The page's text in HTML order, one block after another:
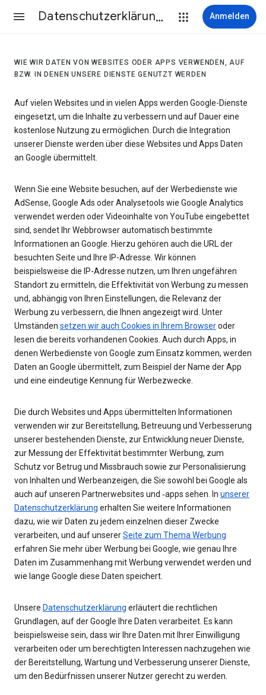
Datenschutzerklärung & Nutzungsbedingungen Anmelden
WIE WIR DATEN VON WEBSITES ODER APPS VERWENDEN, AUF
BZW. IN DENEN UNSERE DIENSTE GENUTZT WERDEN
Auf vielen Websites und in vielen Apps werden Google-Dienste
eingesetzt, um die Inhalte zu verbessern und auf Dauer eine
kostenlose Nutzung zu ermöglichen. Durch die Integration
unserer Dienste werden über diese Websites und Apps Daten
an Google übermittelt.
Wenn Sie eine Website besuchen, auf der Werbedienste wie
AdSense, Google Ads oder Analysetools wie Google Analytics
verwendet werden oder Videoinhalte von YouTube eingebettet
sind, sendet Ihr Webbrowser automatisch bestimmte
Informationen an Google. Hierzu gehören auch die URL der
besuchten Seite und Ihre IP-Adresse. Wir können
beispielsweise die IP-Adresse nutzen, um Ihren ungefähren
Standort zu ermitteln, die Effektivität von Werbung zu messen
und, abhängig von Ihren Einstellungen, die Relevanz der
Werbung zu verbessern, die Ihnen angezeigt wird. Unter
Umständen setzen wir auch Cookies in Ihrem Browseroder
lesen die bereits vorhandenen Cookies. Auch durch Apps, in
denen Werbedienste von Google zum Einsatz kommen, werden
Daten an Google übermittelt, zum Beispiel der Name der App
und eine eindeutige Kennung für Werbezwecke.
Die durch Websites und Apps übermittelten Informationen
verwenden wir zur Bereitstellung, Betreuung und Verbesserung
unserer bestehenden Dienste, zur Entwicklung neuer Dienste,
zur Messung der Effektivität bestimmter Werbung, zum
Schutz vor Betrug und Missbrauch sowie zur Personalisierung
von Inhalten und Werbeanzeigen, die Sie sowohl bei Google als
auch auf unseren Partnerwebsites und ‑apps sehen. In unserer
Datenschutzerklärung erhalten Sie weitere Informationen
dazu, wie wir Daten zu jedem einzelnen dieser Zwecke
verarbeiten, und auf unsererSeite zum Thema Werbung
erfahren Sie mehr über Werbung bei Google, wie genau Ihre
Daten im Zusammenhang mit Werbung verwendet werden und
wie lange Google diese Daten speichert.
Unsere Datenschutzerklärung erläutert die rechtlichen
Grundlagen, auf der Google Ihre Daten verarbeitet. Es kann
beispielsweise sein, dass wir Ihre Daten mit Ihrer Einwilligung
verarbeiten oder um berechtigten Interessen nachzugehen wie
der Bereitstellung, Wartung und Verbesserung unserer Dienste,
um den Bedürfnissen unserer Nutzer gerecht zu werden.